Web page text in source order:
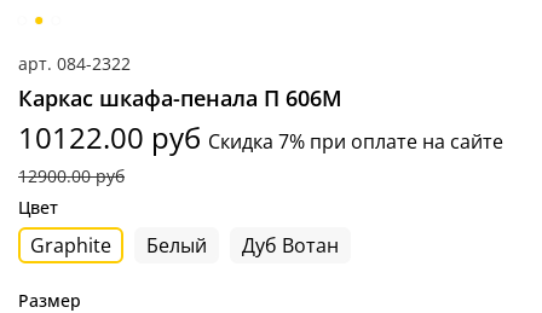
арт. 084-2322
Каркас шкафа-пенала П 606М
10122.00 руб Скидка 7% при оплате на сайте
12900.00 руб
Цвет
Graphite Белый Дуб Вотан
Размер